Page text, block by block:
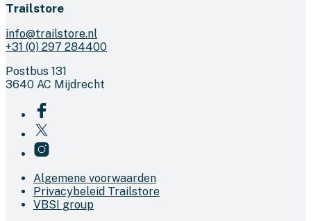
Trailstore
info@trailstore.nl
+31 (0) 297 284400
Postbus 131
3640 AC Mijdrecht
Algemene voorwaarden
Privacybeleid Trailstore
VBSI group